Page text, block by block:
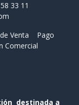
33 11
Venta
Pago
Comercial
destinada a